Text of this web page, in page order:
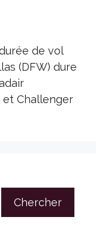
de vol
(DFW) dure
et Challenger
Chercher